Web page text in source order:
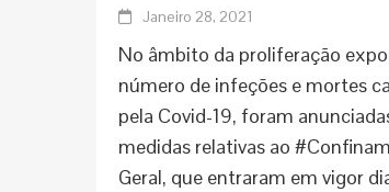
Janeiro 28, 2021
No âmbito da proliferação
número de infeções e mortes
pela Covid-19, foram
medidas relativas ao
Geral, que entraram em vigor